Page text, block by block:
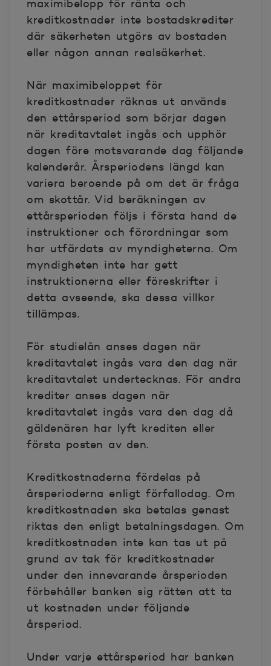
maximibelopp för ränta och
kreditkostnader inte bostadskrediter
där säkerheten utgörs av bostaden
eller någon annan realsäkerhet.
När maximibeloppet för
kreditkostnader räknas ut används
den ettårsperiod som börjar dagen
när kreditavtalet ingås och upphör
dagen före motsvarande dag följande
kalenderår. Årsperiodens längd kan
variera beroende på om det är fråga
om skottår. Vid beräkningen av
ettårsperioden följs i första hand de
instruktioner och förordningar som
har utfärdats av myndigheterna. Om
myndigheten inte har gett
instruktionerna eller föreskrifter i
detta avseende, ska dessa villkor
tillämpas.
För studielån anses dagen när
kreditavtalet ingås vara den dag när
kreditavtalet undertecknas. För andra
krediter anses dagen när
kreditavtalet ingås vara den dag då
gäldenären har lyft krediten eller
första posten av den.
Kreditkostnaderna fördelas på
årsperioderna enligt förfallodag. Om
kreditkostnaden ska betalas genast
riktas den enligt betalningsdagen. Om
kreditkostnaden inte kan tas ut på
grund av tak för kreditkostnader
under den innevarande årsperioden
förbehåller banken sig rätten att ta
ut kostnaden under följande
årsperiod.
Under varje ettårsperiod har banken